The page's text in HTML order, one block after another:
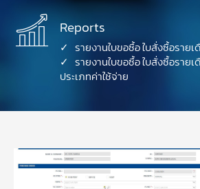
Reports
✓ รายงานใบขอซื้อ ใบสั่งซื้อรายเ
✓ รายงานใบขอซื้อ ใบสั่งซื้อราย
ประเภทค่าใช้จ่าย